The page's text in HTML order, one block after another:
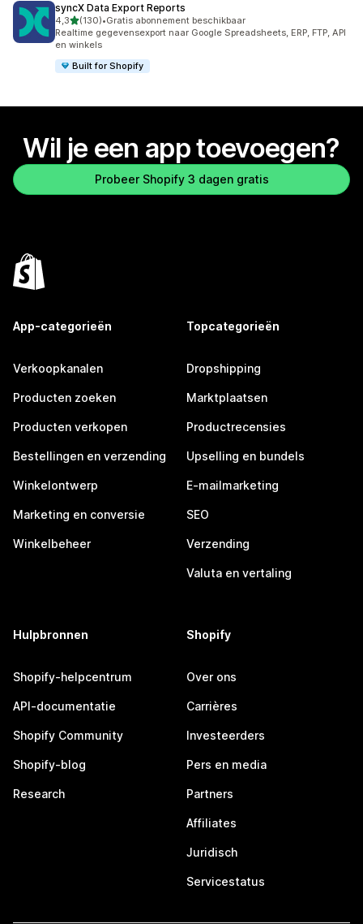
syncX Data Export Reports
4,3van 5 sterren
(130)
130 recensies in totaal
•Gratis abonnement beschikbaar
Realtime gegevensexport naar Google Spreadsheets, ERP, FTP, API
en winkels
Built for Shopify
Wil je een app toevoegen?
Probeer Shopify 3 dagen gratis
App-categorieën
Verkoopkanalen
Producten zoeken
Producten verkopen
Bestellingen en verzending
Winkelontwerp
Marketing en conversie
Winkelbeheer
Topcategorieën
Dropshipping
Marktplaatsen
Productrecensies
Upselling en bundels
E-mailmarketing
SEO
Verzending
Valuta en vertaling
Hulpbronnen
Shopify-helpcentrum
API-documentatie
Shopify Community
Shopify-blog
Research
Shopify
Over ons
Carrières
Investeerders
Pers en media
Partners
Affiliates
Juridisch
Servicestatus